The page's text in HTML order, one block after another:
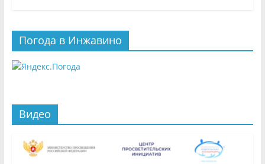
Погода в Инжавино
Видео